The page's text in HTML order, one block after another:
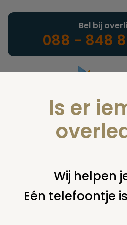
Landelijke
Bel bij
088 - 848
U bent hier: home juridisch
vervolg vraag
Is er
Wij helpen
Eén telefoontje